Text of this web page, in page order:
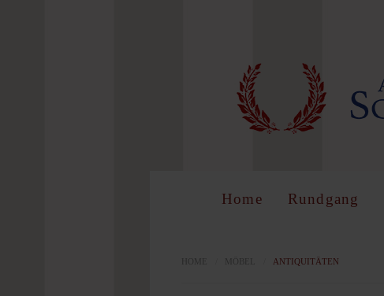
Home Rundgang
HOME MÖBEL ANTIQUITÄTEN
LOG IN